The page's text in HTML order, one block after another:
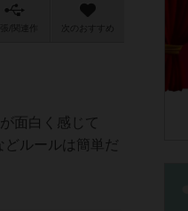
作 次のおすすめ
面白く感じて
ルールは簡単だ